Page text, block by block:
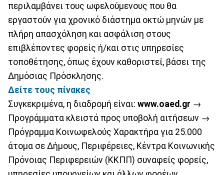
περιλαμβάνει τους ωφελούμενους που θα
εργαστούν για χρονικό διάστημα οκτώ μηνών με
πλήρη απασχόληση και ασφάλιση στους
επιβλέποντες φορείς ή/και στις υπηρεσίες
τοποθέτησης, όπως έχουν καθοριστεί, βάσει της
Δημόσιας Πρόσκλησης.
Δείτε τους πίνακες
Συγκεκριμένα, η διαδρομή είναι: www.oaed.gr →
Προγράμματα κλειστά προς υποβολή αιτήσεων →
Πρόγραμμα Κοινωφελούς Χαρακτήρα για 25.000
άτομα σε Δήμους, Περιφέρειες, Κέντρα Κοινωνικής
Πρόνοιας Περιφερειών (ΚΚΠΠ) συναφείς φορείς,